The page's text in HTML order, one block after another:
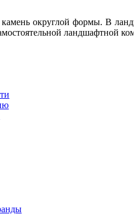
округлой формы. В
ландшафтной